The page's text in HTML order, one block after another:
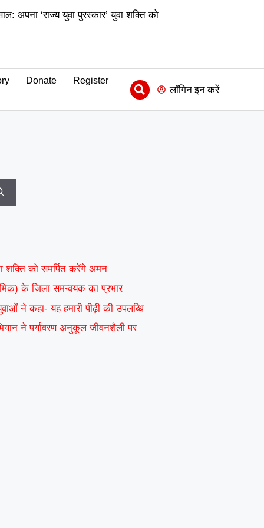
अपना ‘राज्य युवा पुरस्कार’ युवा शक्ति को
के जिला समन्वयक का प्रभार
की उपलब्धि
को दिया बढ़ावा | MY Bharat
Donate
Register
लॉगिन इन करें
शक्ति को समर्पित करेंगे अमन
के जिला समन्वयक का प्रभार
ने कहा- यह हमारी पीढ़ी की उपलब्धि
ने पर्यावरण अनुकूल जीवनशैली पर